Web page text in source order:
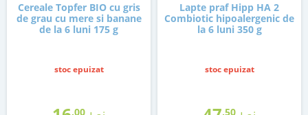
Cereale Topfer BIO cu gris
de grau cu mere si banane
de la 6 luni 175 g
stoc epuizat
,00
Lapte praf Hipp HA 2
Combiotic hipoalergenic de
la 6 luni 350 g
stoc epuizat
,50